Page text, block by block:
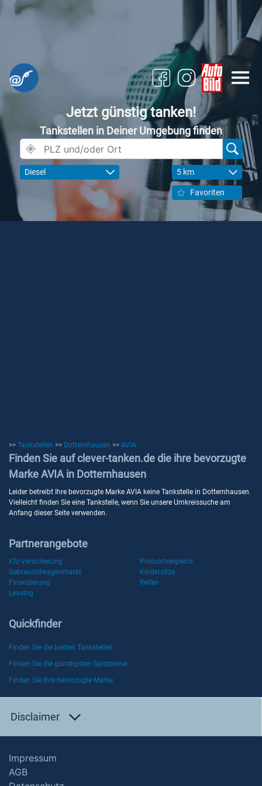
Jetzt günstig tanken!
Tankstellen in Deiner Umgebung finden
Diesel 5 km
Favoriten
>> Tankstellen >> Dotternhausen >> AVIA
Finden Sie auf clever-tanken.de die ihre bevorzugte
Marke AVIA in Dotternhausen
Leider betreibt Ihre bevorzugte Marke AVIA keine Tankstelle in Dotternhausen.
Vielleicht finden Sie eine Tankstelle, wenn Sie unsere Umkreissuche am
Anfang dieser Seite verwenden.
Partnerangebote
Kfz-Versicherung
Produktvergleich
Gebrauchtwagenmarkt
Kindersitze
Finanzierung
Reifen
Leasing
Quickfinder
Finden Sie die besten Tankstellen
Finden Sie die günstigsten Spritpreise
Finden Sie Ihre bevorzugte Marke
Disclaimer
Impressum
AGB